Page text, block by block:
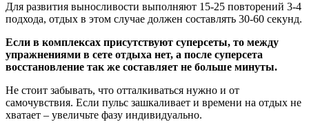
Для развития выносливости выполняют 15-25 повторений 3-4
подхода, отдых в этом случае должен составлять 30-60 секунд.
Если в комплексах присутствуют суперсеты, то между
упражнениями в сете отдыха нет, а после суперсета
восстановление так же составляет не больше минуты.
Не стоит забывать, что отталкиваться нужно и от
самочувствия. Если пульс зашкаливает и времени на отдых не
хватает – увеличьте фазу индивидуально.